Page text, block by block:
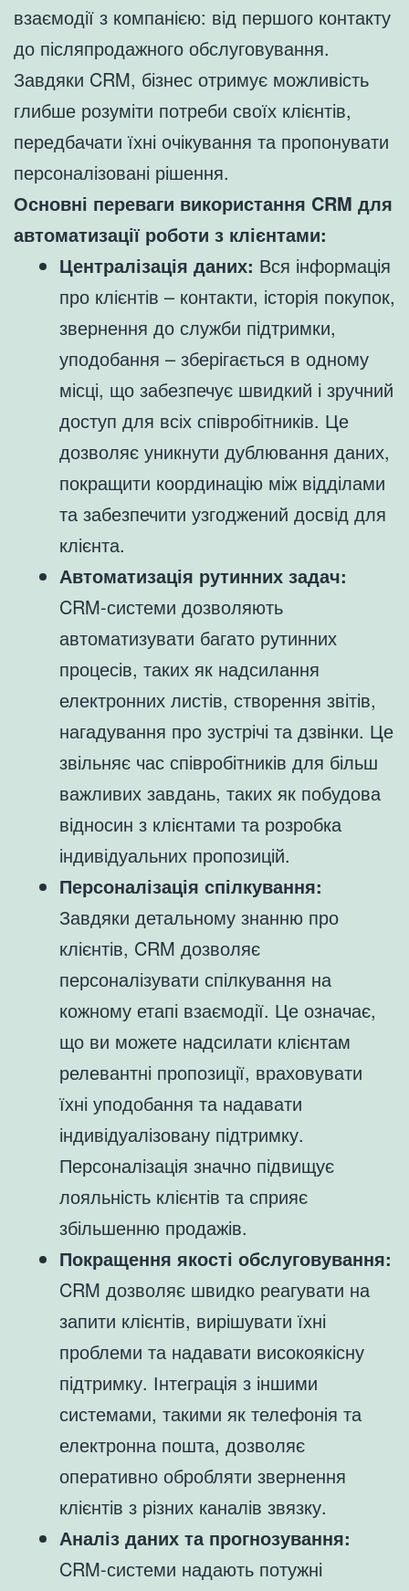
взаємодії з компанією: від першого контакту
до післяпродажного обслуговування.
Завдяки CRM, бізнес отримує можливість
глибше розуміти потреби своїх клієнтів,
передбачати їхні очікування та пропонувати
персоналізовані рішення.
Основні переваги використання CRM для
автоматизації роботи з клієнтами:
Централізація даних: Вся інформація
про клієнтів – контакти, історія покупок,
звернення до служби підтримки,
уподобання – зберігається в одному
місці, що забезпечує швидкий і зручний
доступ для всіх співробітників. Це
дозволяє уникнути дублювання даних,
покращити координацію між відділами
та забезпечити узгоджений досвід для
клієнта.
Автоматизація рутинних задач:
CRM-системи дозволяють
автоматизувати багато рутинних
процесів, таких як надсилання
електронних листів, створення звітів,
нагадування про зустрічі та дзвінки. Це
звільняє час співробітників для більш
важливих завдань, таких як побудова
відносин з клієнтами та розробка
індивідуальних пропозицій.
Персоналізація спілкування:
Завдяки детальному знанню про
клієнтів, CRM дозволяє
персоналізувати спілкування на
кожному етапі взаємодії. Це означає,
що ви можете надсилати клієнтам
релевантні пропозиції, враховувати
їхні уподобання та надавати
індивідуалізовану підтримку.
Персоналізація значно підвищує
лояльність клієнтів та сприяє
збільшенню продажів.
Покращення якості обслуговування:
CRM дозволяє швидко реагувати на
запити клієнтів, вирішувати їхні
проблеми та надавати високоякісну
підтримку. Інтеграція з іншими
системами, такими як телефонія та
електронна пошта, дозволяє
оперативно обробляти звернення
клієнтів з різних каналів звязку.
Аналіз даних та прогнозування:
CRM-системи надають потужні